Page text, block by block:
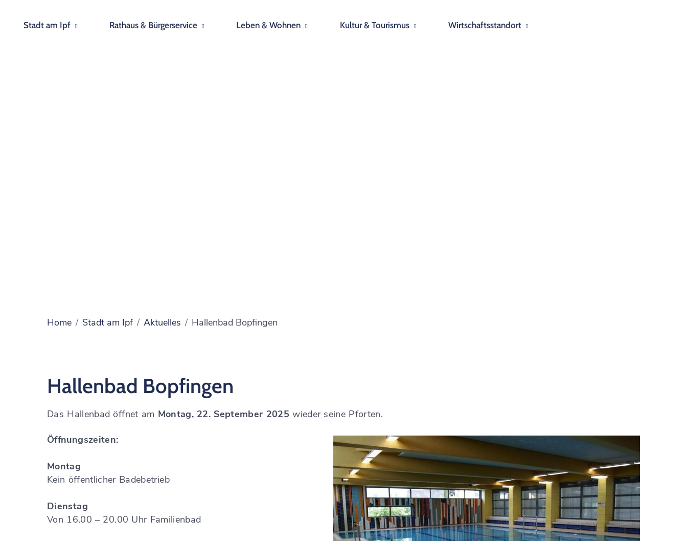
Stadt am Ipf Rathaus & Bürgerservice Leben & Wohnen Kultur & Tourismus Wirtschaftsstandort
Home Stadt am Ipf Aktuelles Hallenbad Bopfingen
Hallenbad Bopfingen
Das Hallenbad öffnet am Montag, 22. September 2025 wieder seine Pforten.
Öffnungszeiten:
Montag
Kein öffentlicher Badebetrieb
Dienstag
Von 16.00 – 20.00 Uhr Familienbad